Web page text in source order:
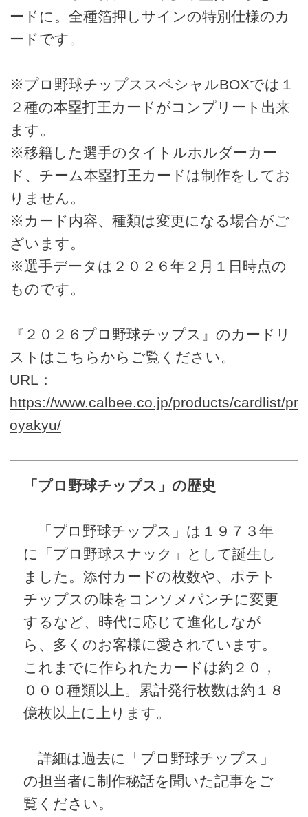
ードに。全種箔押しサインの特別仕様のカ
ードです。
※プロ野球チップススペシャルBOXでは１
２種の本塁打王カードがコンプリート出来
ます。
※移籍した選手のタイトルホルダーカー
ド、チーム本塁打王カードは制作をしてお
りません。
※カード内容、種類は変更になる場合がご
ざいます。
※選手データは２０２６年２月１日時点の
ものです。
『２０２６プロ野球チップス』のカードリ
ストはこちらからご覧ください。
URL：
https://www.calbee.co.jp/products/cardlist/pr
oyakyu/
「プロ野球チップス」の歴史
「プロ野球チップス」は１９７３年
に「プロ野球スナック」として誕生し
ました。添付カードの枚数や、ポテト
チップスの味をコンソメパンチに変更
するなど、時代に応じて進化しなが
ら、多くのお客様に愛されています。
これまでに作られたカードは約２０，
０００種類以上。累計発行枚数は約１８
億枚以上に上ります。
詳細は過去に「プロ野球チップス」
の担当者に制作秘話を聞いた記事をご
覧ください。